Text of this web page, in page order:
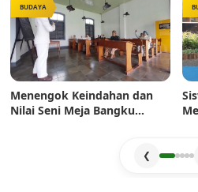
BUDAYA
Menengok Keindahan dan
Nilai Seni Meja Bangku
❮